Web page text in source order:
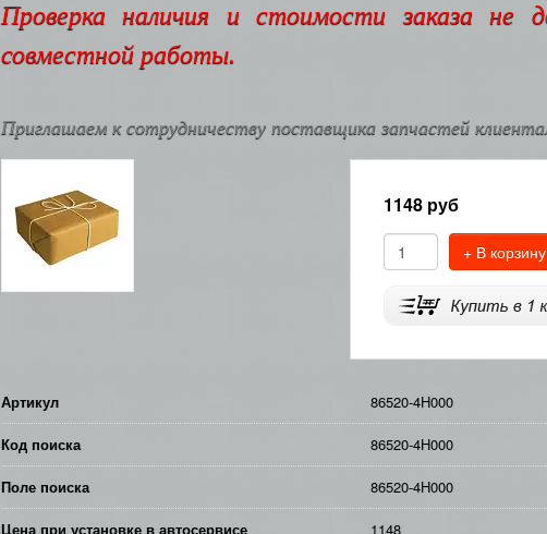
Проверка наличия и стоимости заказа не
совместной работы.
Приглашаем к сотрудничеству поставщика запчастей
1148руб
+ В корзину
Артикул 86520-4H000
Код поиска 86520-4H000
Поле поиска 86520-4H000
Цена при установке в автосервисе 1148